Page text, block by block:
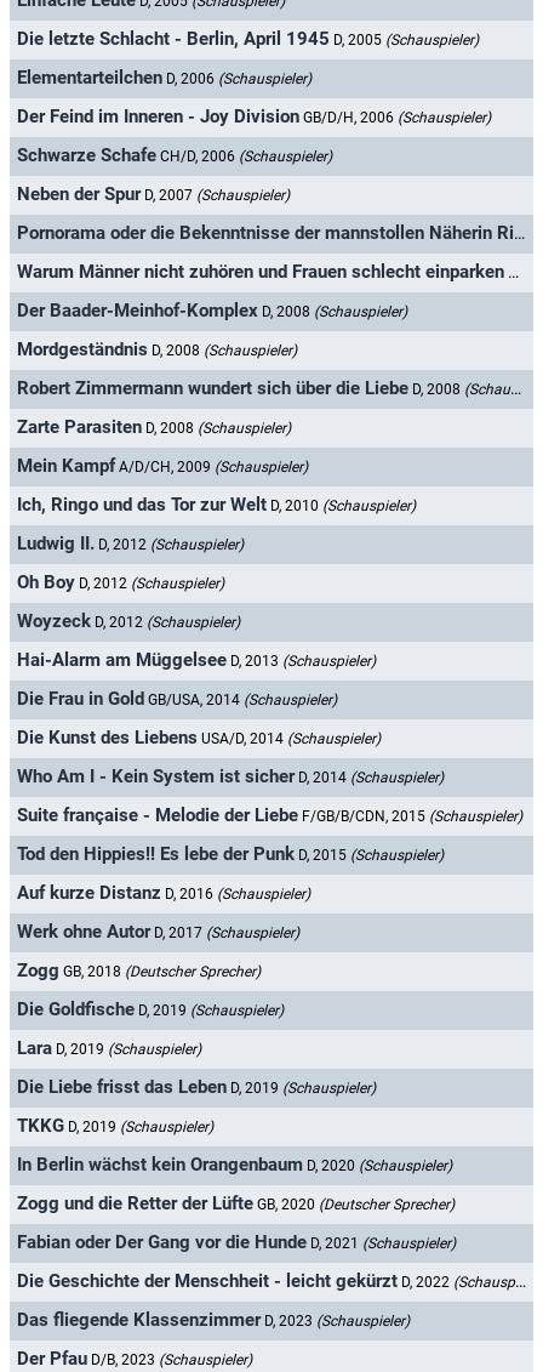
Die letzte Schlacht - Berlin, April 1945 D, 2005 (Schauspieler)
Elementarteilchen D, 2006 (Schauspieler)
Der Feind im Inneren - Joy Division GB/D/H, 2006 (Schauspieler)
Schwarze Schafe CH/D, 2006 (Schauspieler)
Neben der Spur D, 2007 (Schauspieler)
Pornorama oder die Bekenntnisse der mannstollen Näherin Rita Brauchts
Warum Männer nicht zuhören und Frauen schlecht einparken D,
Der Baader-Meinhof-Komplex D, 2008 (Schauspieler)
Mordgeständnis D, 2008 (Schauspieler)
Robert Zimmermann wundert sich über die Liebe D, 2008 (Schauspieler)
Zarte Parasiten D, 2008 (Schauspieler)
Mein Kampf A/D/CH, 2009 (Schauspieler)
Ich, Ringo und das Tor zur Welt D, 2010 (Schauspieler)
Ludwig II. D, 2012 (Schauspieler)
Oh Boy D, 2012 (Schauspieler)
Woyzeck D, 2012 (Schauspieler)
Hai-Alarm am Müggelsee D, 2013 (Schauspieler)
Die Frau in Gold GB/USA, 2014 (Schauspieler)
Die Kunst des Liebens USA/D, 2014 (Schauspieler)
Who Am I - Kein System ist sicher D, 2014 (Schauspieler)
Suite française - Melodie der Liebe F/GB/B/CDN, 2015 (Schauspieler)
Tod den Hippies!! Es lebe der Punk D, 2015 (Schauspieler)
Auf kurze Distanz D, 2016 (Schauspieler)
Werk ohne Autor D, 2017 (Schauspieler)
Zogg GB, 2018 (Deutscher Sprecher)
Die Goldfische D, 2019 (Schauspieler)
Lara D, 2019 (Schauspieler)
Die Liebe frisst das Leben D, 2019 (Schauspieler)
TKKG D, 2019 (Schauspieler)
In Berlin wächst kein Orangenbaum D, 2020 (Schauspieler)
Zogg und die Retter der Lüfte GB, 2020 (Deutscher Sprecher)
Fabian oder Der Gang vor die Hunde D, 2021 (Schauspieler)
Die Geschichte der Menschheit - leicht gekürzt D, 2022 (Schauspieler)
Das fliegende Klassenzimmer D, 2023 (Schauspieler)
Der Pfau D/B, 2023 (Schauspieler)